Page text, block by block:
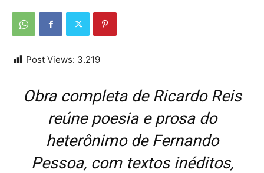
Post Views: 3.219
Obra completa de Ricardo Reis
reúne poesia e prosa do
heterônimo de Fernando
Pessoa, com textos inéditos,